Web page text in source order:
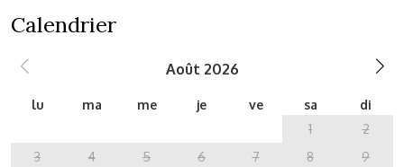
Calendrier
Août 2026
lu ma me je ve sa
di
1
2
3
4 5 6 7 8
9